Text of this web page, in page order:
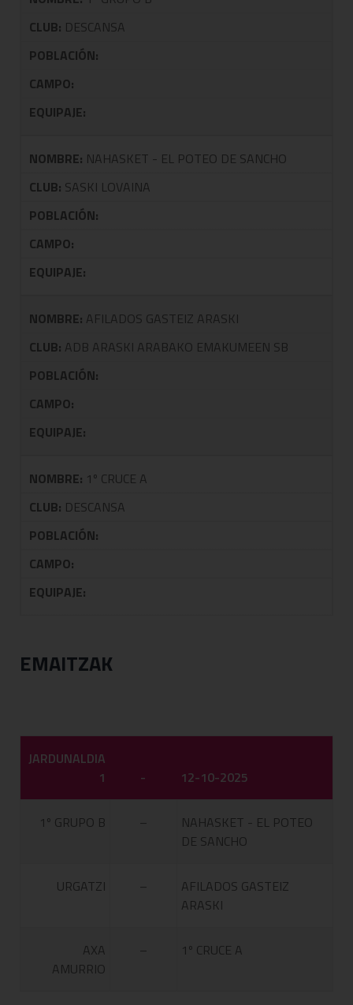
CLUB: DESCANSA
POBLACIÓN:
CAMPO:
EQUIPAJE:
NOMBRE: NAHASKET - EL POTEO DE SANCHO
CLUB: SASKI LOVAINA
POBLACIÓN:
CAMPO:
EQUIPAJE:
NOMBRE: AFILADOS GASTEIZ ARASKI
CLUB: ADB ARASKI ARABAKO EMAKUMEEN SB
POBLACIÓN:
CAMPO:
EQUIPAJE:
NOMBRE: 1º CRUCE A
CLUB: DESCANSA
POBLACIÓN:
CAMPO:
EQUIPAJE:
EMAITZAK
JARDUNALDIA
1
- 12-10-2025
1º GRUPO B –
NAHASKET - EL POTEO
DE SANCHO
URGATZI –
AFILADOS GASTEIZ
ARASKI
AXA
AMURRIO
– 1º CRUCE A